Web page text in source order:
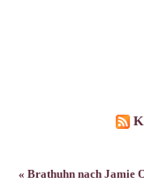
« Brathuhn nach Jamie